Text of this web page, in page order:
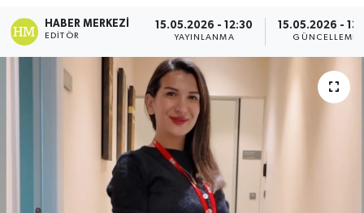
HABER MERKEZI
EDITÖR
15.05.2026 - 12:30
YAYINLANMA
15.05.2026 -
GÜNCELLEME
Son Dakika Haberleri
Haber Arşivi